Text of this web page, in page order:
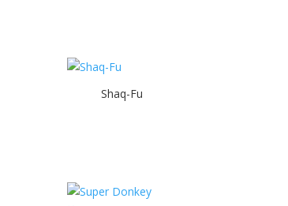
Shaq-Fu